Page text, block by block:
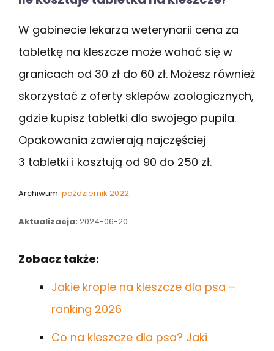
W gabinecie lekarza weterynarii cena za
tabletkę na kleszcze może wahać się w
granicach od 30 zł do 60 zł. Możesz również
skorzystać z oferty sklepów zoologicznych,
gdzie kupisz tabletki dla swojego pupila.
Opakowania zawierają najczęściej
3 tabletki i kosztują od 90 do 250 zł.
Archiwum: październik 2022
Aktualizacja: 2024-06-20
Zobacz także:
Jakie krople na kleszcze dla psa –
ranking 2026
Co na kleszcze dla psa? Jaki